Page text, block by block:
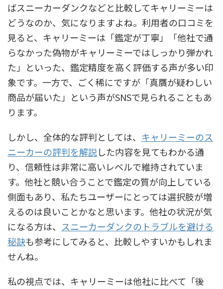
ばスニーカーダンクなどと比較してキャリーミーは
どうなのか、気になりますよね。利用者の口コミを
見ると、キャリーミーは「鑑定が丁寧」「他社で通
らなかった偽物がキャリーミーではしっかり弾かれ
た」といった、鑑定精度を高く評価する声が多い印
象です。一方で、ごく稀にですが「真贋が疑わしい
商品が届いた」という声がSNSで見られることもあ
ります。
しかし、全体的な評判としては、 キャリーミーのス
ニーカーの評判を解説した内容を見てもわかる通
り、信頼性は非常に高いレベルで維持されていま
す。他社と競い合うことで鑑定の質が向上している
側面もあり、私たちユーザーにとっては選択肢が増
えるのは良いことかなと思います。他社の状況が気
になる方は、 スニーカーダンクのトラブルを避ける
秘訣も参考にしてみると、比較しやすいかもしれま
せんね。
私の視点では、キャリーミーは他社に比べて「後